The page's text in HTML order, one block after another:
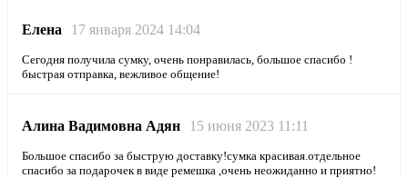
Елена 17 января 2024 14:04
Сегодня получила сумку, очень понравилась, большое спасибо !
быстрая отправка, вежливое общение!
Алина Вадимовна Адян 15 июня 2023 11:11
Большое спасибо за быструю доставку!сумка красивая.отдельное
спасибо за подарочек в виде ремешка ,очень неожиданно и приятно!